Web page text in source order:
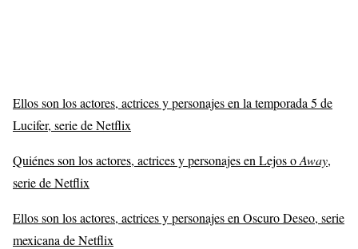
Ellos son los actores, actrices y personajes en la temporada 5 de
Lucifer, serie de Netflix
Quiénes son los actores, actrices y personajes en Lejos oAway,
serie de Netflix
Ellos son los actores, actrices y personajes en Oscuro Deseo, serie
mexicana de Netflix